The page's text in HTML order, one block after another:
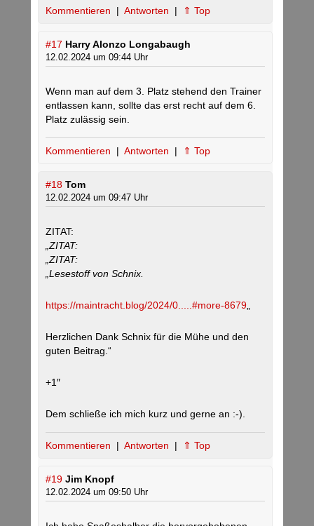
Kommentieren | Antworten | ⇑ Top
#17 Harry Alonzo Longabaugh
12.02.2024 um 09:44 Uhr
Wenn man auf dem 3. Platz stehend den Trainer
entlassen kann, sollte das erst recht auf dem 6.
Platz zulässig sein.
Kommentieren | Antworten | ⇑ Top
#18 Tom
12.02.2024 um 09:47 Uhr
ZITAT:
„ZITAT:
„ZITAT:
„Lesestoff von Schnix.
https://maintracht.blog/2024/0.....#more-8679
Herzlichen Dank Schnix für die Mühe und den
guten Beitrag.“
+1″
Dem schließe ich mich kurz und gerne an :-).
Kommentieren | Antworten | ⇑ Top
#19 Jim Knopf
12.02.2024 um 09:50 Uhr